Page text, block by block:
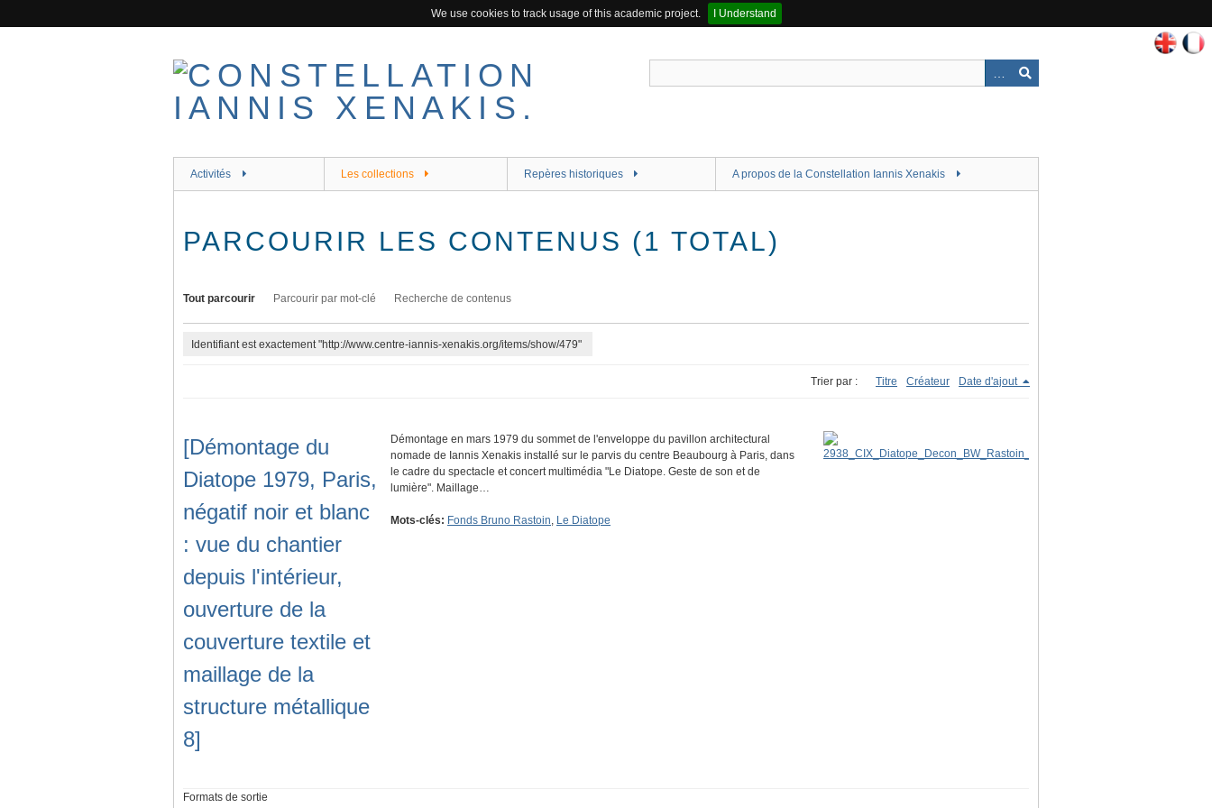
We use cookies to track usage of this academic project.
I Understand
Activités Les collections Repères historiques A propos de la Constellation Iannis Xenakis
PARCOURIR LES CONTENUS (1 TOTAL)
Tout parcourir Parcourir par mot-clé Recherche de contenus
Identifiant est exactement "http://www.centre-iannis-xenakis.org/items/show/479"
Trier par : Titre Créateur Date d'ajout
[Démontage du
Diatope 1979, Paris,
négatif noir et blanc
: vue du chantier
depuis l'intérieur,
ouverture de la
couverture textile et
maillage de la
structure métallique
8]
Démontage en mars 1979 du sommet de l'enveloppe du pavillon architectural
nomade de Iannis Xenakis installé sur le parvis du centre Beaubourg à Paris, dans
le cadre du spectacle et concert multimédia "Le Diatope. Geste de son et de
lumière". Maillage…
Mots-clés: Fonds Bruno Rastoin, Le Diatope
Formats de sortie